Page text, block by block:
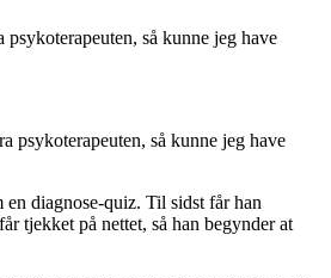
så kunne jeg have
psykoterapeuten, så kunne jeg have
diagnose-quiz. Til sidst får han
tjekket på nettet, så han begynder at